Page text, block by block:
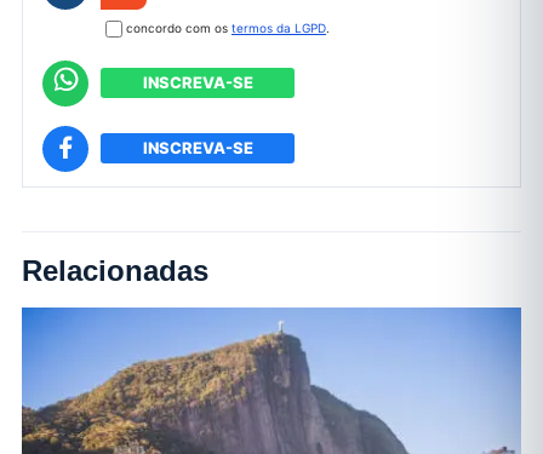
concordo com os termos da LGPD.
INSCREVA-SE
INSCREVA-SE
Relacionadas